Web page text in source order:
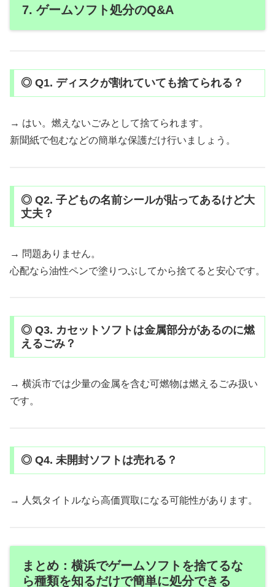
7. ゲームソフト処分のQ&A
◎ Q1. ディスクが割れていても捨てられる？
→ はい。燃えないごみとして捨てられます。
新聞紙で包むなどの簡単な保護だけ行いましょう。
◎ Q2. 子どもの名前シールが貼ってあるけど大
丈夫？
→ 問題ありません。
心配なら油性ペンで塗りつぶしてから捨てると安心です。
◎ Q3. カセットソフトは金属部分があるのに燃
えるごみ？
→ 横浜市では少量の金属を含む可燃物は燃えるごみ扱い
です。
◎ Q4. 未開封ソフトは売れる？
→ 人気タイトルなら高価買取になる可能性があります。
まとめ：横浜でゲームソフトを捨てるな
ら種類を知るだけで簡単に処分できる